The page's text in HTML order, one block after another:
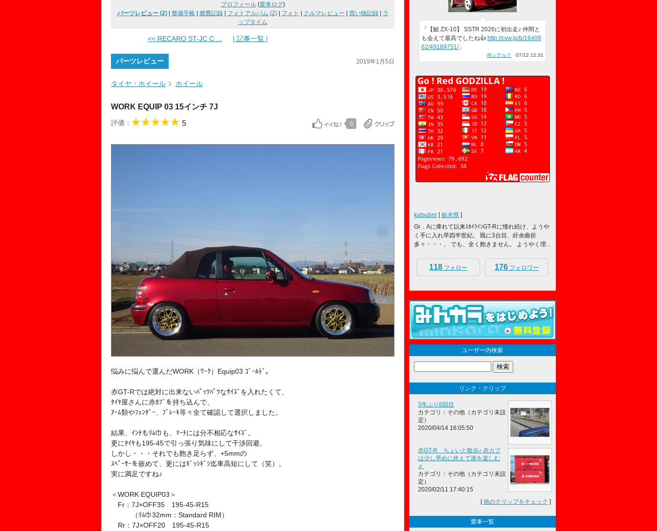
プロフィール(愛車ログ)
パーツレビュー (2)| 整備手帳| 燃費記録| フォトアルバム (2)| フォト クルマレビュー 買い物記録|
ラ
ップタイム
<< RECARO ST-JC C ... | 記事一覧 |
パーツレビュー 2019年1月5日
タイヤ・ホイール ホイール
WORK EQUIP 03 15インチ 7J
評価： 5 0
悩みに悩んで選んだWORK（ﾜｰｸ）Equip03 ｺﾞｰﾙﾄﾞ。
赤GT-Rでは絶対に出来ないﾊﾟｯﾂﾊﾟﾂなｻｲｽﾞを入れたくて、
ﾀｲﾔ屋さんに赤ｶﾌﾞを持ち込んで、
ｱｰﾑ類やﾌｪﾝﾀﾞｰ、ﾌﾞﾚｰｷ等々全て確認して選択しました。
結果、ｲﾝﾁもﾘﾑ巾も、ﾏｰﾁには分不相応なｻｲｽﾞ。
更にﾀｲﾔも195-45で引っ張り気味にして干渉回避。
しかし・・・それでも飽き足らず、+5mmの
ｽﾍﾟｰｻｰを嵌めて、更にはｷﾞｯｼｷﾞｼ迄車高短にして（笑）。
実に満足ですね♪
＜WORK EQUIP03＞
Fr：7J×OFF35 195-45-R15
（ﾘﾑ巾32mm：Standard RIM）
Rr：7J×OFF20 195-45-R15
「【鯱 ZX-10】 SSTR 2026に初出走♪ 仲間と
も会えて最高でしたね👍 http://cvw.jp/b/16409
62/49189751/」
何シテル？ 07/12 12:31
katsubnr [栃木県 ]
Gr．Aに痺れて以来ｽｶｲﾗｲﾝGT-Rに憧れ続け、ようや
く手に入れ早四半世紀。 既に3台目、紆余曲折
多々・・・。 でも、全く飽きません。 ようやく理...
118 フォロー 176 フォロワー
ユーザー内検索
リンク・クリップ
3年ぶり8回目
カテゴリ：その他（カテゴリ未設
定）
2020/04/14 16:05:50
赤GT-R ちょいと散歩♪ 赤カブ
は少し早めに終えて港を楽しむ
♬
カテゴリ：その他（カテゴリ未設
定）
2020/02/11 17:40:15
[他のクリップをチェック ]
愛車一覧